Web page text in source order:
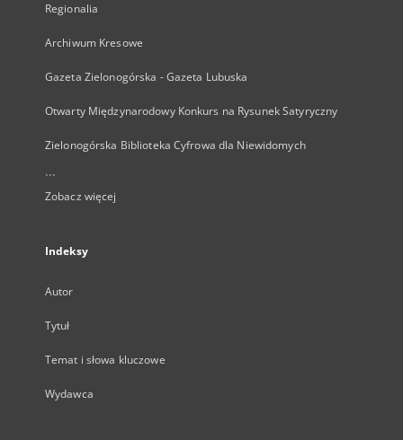
Regionalia
Archiwum Kresowe
Gazeta Zielonogórska - Gazeta Lubuska
Otwarty Międzynarodowy Konkurs na Rysunek Satyryczny
Zielonogórska Biblioteka Cyfrowa dla Niewidomych
...
Zobacz więcej
Indeksy
Autor
Tytuł
Temat i słowa kluczowe
Wydawca